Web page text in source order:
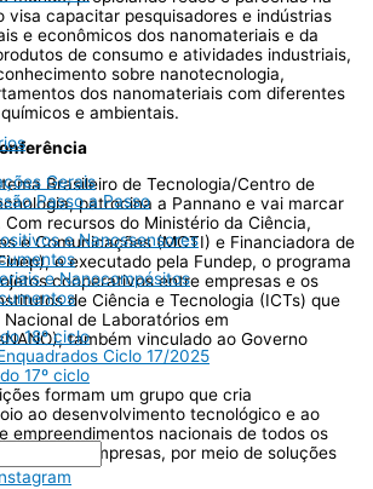
Gerais
Passo a Passo
e Nanossensores
e Nanocompósitos
18º ciclo
Ciclo 17/2025
17º ciclo
visa capacitar pesquisadores e indústrias
e econômicos dos nanomateriais e da
de consumo e atividades industriais,
sobre nanotecnologia,
dos nanomateriais com diferentes
e ambientais.
Brasileiro de Tecnologia/Centro de
patrocina a Pannano e vai marcar
recursos do Ministério da Ciência,
e Comunicações (MCTI) e Financiadora de
e executado pela Fundep, o programa
cooperativos entre empresas e os
de Ciência e Tecnologia (ICTs) que
de Laboratórios em
também vinculado ao Governo
formam um grupo que cria
ao desenvolvimento tecnológico e ao
empreendimentos nacionais de todos os
as microempresas, por meio de soluções